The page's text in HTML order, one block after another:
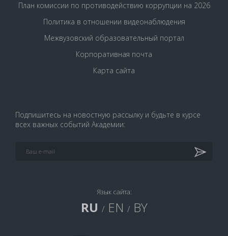
План комиссии по противодействию коррупции на 2026
Политика в отношении видеонаблюдения
Межвузовский образовательный портал
Корпоративная почта
Карта сайта
Подпишитесь на новостную рассылку и будьте в курсе
всех важных событий Академии:
Язык сайта:
RU / EN / BY